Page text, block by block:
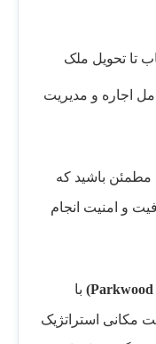
تا تحویل ملک
اجاره و مدیریت
باشید که
و امنیت انجام
با
استراتژیک